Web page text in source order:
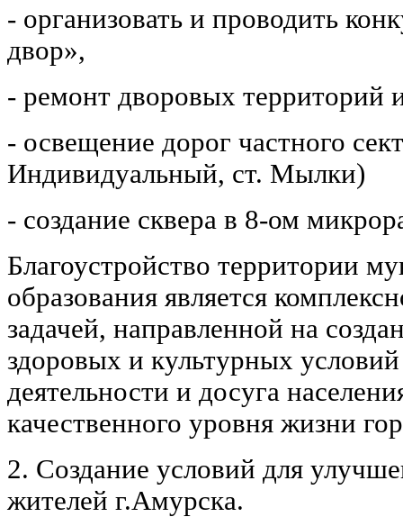
- организовать и проводить
двор»,
- ремонт дворовых территорий
- освещение дорог частного
Индивидуальный, ст. Мылки)
- создание сквера в 8-ом
Благоустройство территории
образования является
задачей, направленной на
здоровых и культурных
деятельности и досуга
качественного уровня жизни
2. Создание условий для
жителей г.Амурска.